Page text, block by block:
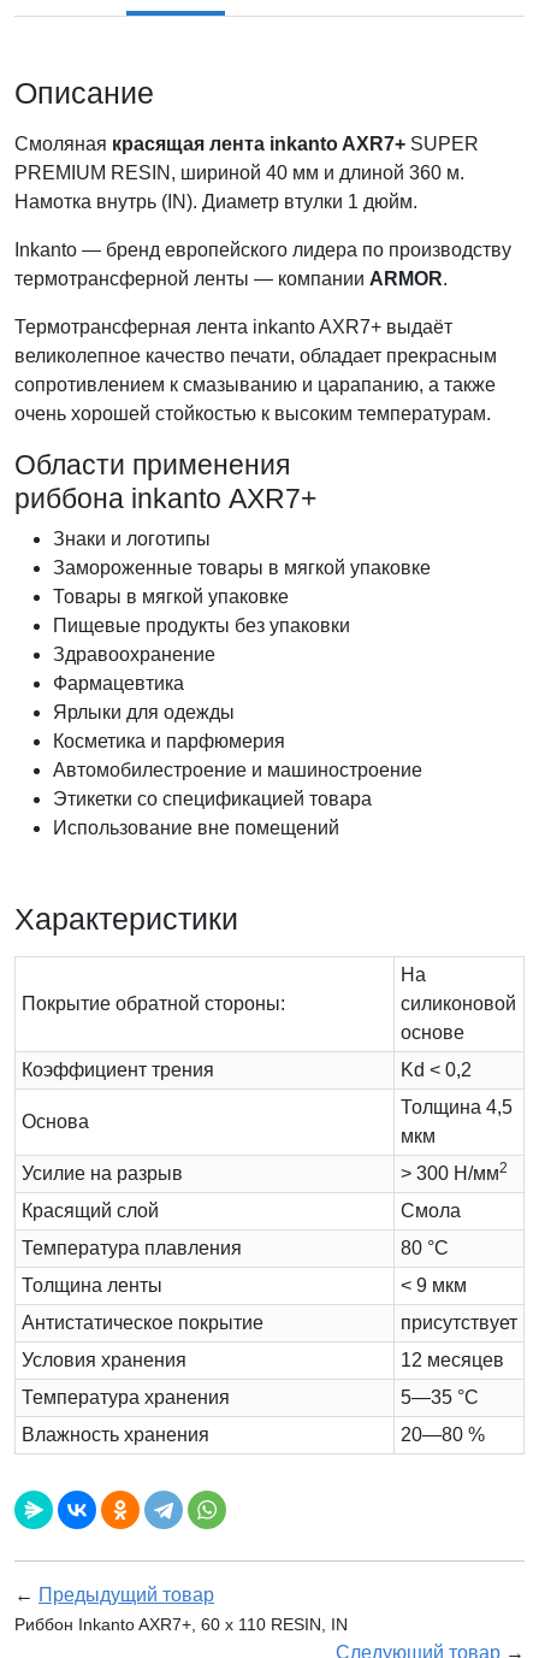
Описание
Смоляная красящая лента inkanto AXR7+ SUPER
PREMIUM RESIN, шириной 40 мм и длиной 360 м.
Намотка внутрь (IN). Диаметр втулки 1 дюйм.
Inkanto — бренд европейского лидера по производству
термотрансферной ленты — компании ARMOR.
Термотрансферная лента inkanto AXR7+ выдаёт
великолепное качество печати, обладает прекрасным
сопротивлением к смазыванию и царапанию, а также
очень хорошей стойкостью к высоким температурам.
Области применения
риббона inkanto AXR7+
Знаки и логотипы
Замороженные товары в мягкой упаковке
Товары в мягкой упаковке
Пищевые продукты без упаковки
Здравоохранение
Фармацевтика
Ярлыки для одежды
Косметика и парфюмерия
Автомобилестроение и машиностроение
Этикетки со спецификацией товара
Использование вне помещений
Характеристики
Покрытие обратной стороны:
На
силиконовой
основе
Коэффициент трения
Kd < 0,2
Основа
Толщина 4,5
мкм
Усилие на разрыв
> 300 Н/мм2
Красящий слой
Cмола
Температура плавления
80 °C
Толщина ленты
< 9 мкм
Антистатическое покрытие
присутствует
Условия хранения
12 месяцев
Температура хранения
5—35 °C
Влажность хранения
20—80 %
← Предыдущий товар
Риббон Inkanto AXR7+, 60 x 110 RESIN, IN
Следующий товар →